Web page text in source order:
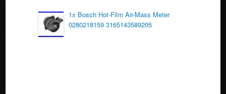
1x Bosch Hot-Film Air-Mass Meter
0280218159 3165143589205